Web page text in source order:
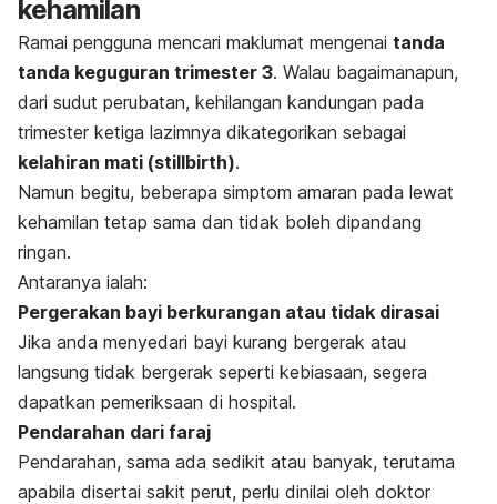
kehamilan
Ramai pengguna mencari maklumat mengenai tanda
tanda keguguran trimester 3. Walau bagaimanapun,
dari sudut perubatan, kehilangan kandungan pada
trimester ketiga lazimnya dikategorikan sebagai
kelahiran mati (stillbirth).
Namun begitu, beberapa simptom amaran pada lewat
kehamilan tetap sama dan tidak boleh dipandang
ringan.
Antaranya ialah:
Pergerakan bayi berkurangan atau tidak dirasai
Jika anda menyedari bayi kurang bergerak atau
langsung tidak bergerak seperti kebiasaan, segera
dapatkan pemeriksaan di hospital.
Pendarahan dari faraj
Pendarahan, sama ada sedikit atau banyak, terutama
apabila disertai sakit perut, perlu dinilai oleh doktor